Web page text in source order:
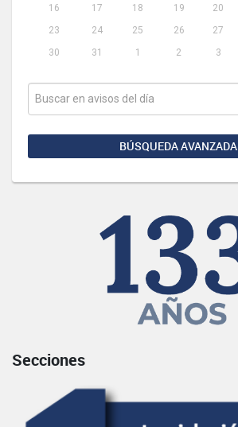
16
17 18 19 20
23
24 25 26 27
30
31 1 2 3
BÚSQUEDA AVANZADA
Secciones